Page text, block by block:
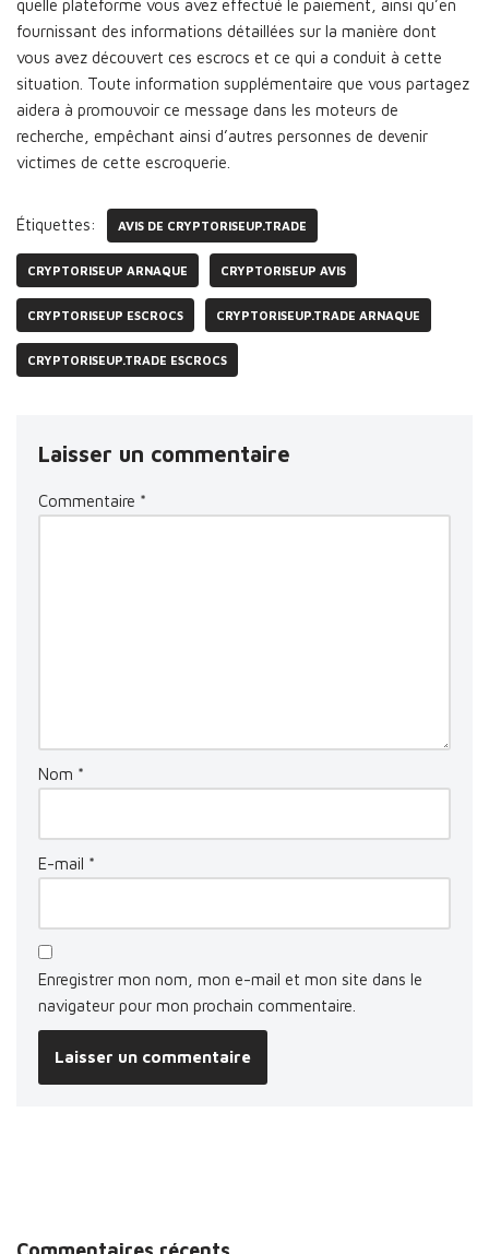
quelle plateforme vous avez effectué le paiement, ainsi qu’en
fournissant des informations détaillées sur la manière dont
vous avez découvert ces escrocs et ce qui a conduit à cette
situation. Toute information supplémentaire que vous partagez
aidera à promouvoir ce message dans les moteurs de
recherche, empêchant ainsi d’autres personnes de devenir
victimes de cette escroquerie.
Étiquettes: AVIS DE CRYPTORISEUP.TRADE
CRYPTORISEUP ARNAQUE CRYPTORISEUP AVIS
CRYPTORISEUP ESCROCS CRYPTORISEUP.TRADE ARNAQUE
CRYPTORISEUP.TRADE ESCROCS
Laisser un commentaire
Commentaire *
Nom *
E-mail *
Enregistrer mon nom, mon e-mail et mon site dans le
navigateur pour mon prochain commentaire.